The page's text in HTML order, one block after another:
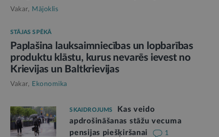
Vakar, Mājoklis
STĀJAS SPĒKĀ
Paplašina lauksaimniecības un lopbarības
produktu klāstu, kurus nevarēs ievest no
Krievijas un Baltkrievijas
Vakar, Ekonomika
SKAIDROJUMS
Kas veido
apdrošināšanas stāžu vecuma
pensijas piešķiršanai
1